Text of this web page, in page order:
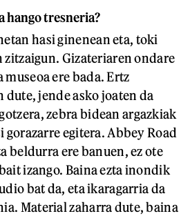
hango tresneria?
hasi ginenean eta, toki
Gizateriaren ondare
museoa ere bada. Ertz
dute, jende asko joaten da
zebra bidean argazkiak
gorazarre egitera. Abbey Road
beldurra ere banuen, ez ote
izango. Baina ezta inondik
bat da, eta ikaragarria da
Material zaharra dute, baina